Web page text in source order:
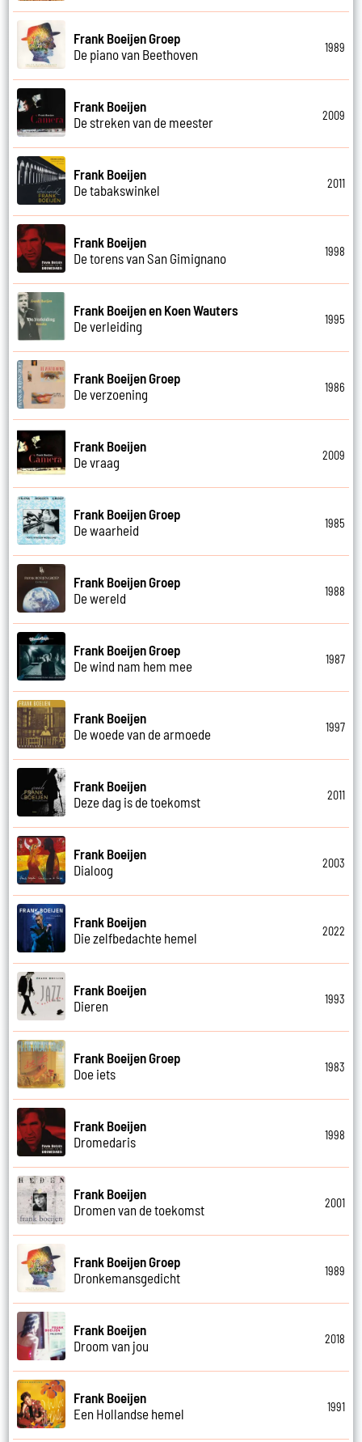
Frank Boeijen Groep
De piano van Beethoven
1989
Frank Boeijen
De streken van de meester
2009
Frank Boeijen
De tabakswinkel
2011
Frank Boeijen
De torens van San Gimignano
1998
Frank Boeijen en Koen Wauters
De verleiding
1995
Frank Boeijen Groep
De verzoening
1986
Frank Boeijen
De vraag
2009
Frank Boeijen Groep
De waarheid
1985
Frank Boeijen Groep
De wereld
1988
Frank Boeijen Groep
De wind nam hem mee
1987
Frank Boeijen
De woede van de armoede
1997
Frank Boeijen
Deze dag is de toekomst
2011
Frank Boeijen
Dialoog
2003
Frank Boeijen
Die zelfbedachte hemel
2022
Frank Boeijen
Dieren
1993
Frank Boeijen Groep
Doe iets
1983
Frank Boeijen
Dromedaris
1998
Frank Boeijen
Dromen van de toekomst
2001
Frank Boeijen Groep
Dronkemansgedicht
1989
Frank Boeijen
Droom van jou
2018
Frank Boeijen
Een Hollandse hemel
1991